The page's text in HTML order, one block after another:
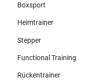
Boxsport
Heimtrainer
Stepper
Functional Training
Rückentrainer